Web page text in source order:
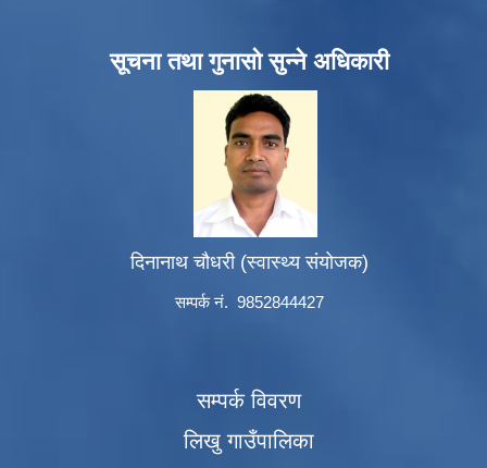
सूचना तथा गुनासो सुन्ने अधिकारी
दिनानाथ चौधरी (स्वास्थ्य संयोजक)
सम्पर्क नं. 9852844427
सम्पर्क विवरण
लिखु गाउँपालिका